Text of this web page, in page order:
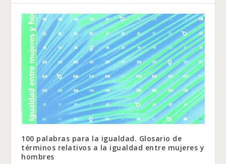
100 palabras para la igualdad. Glosario de
términos relativos a la igualdad entre mujeres y
hombres